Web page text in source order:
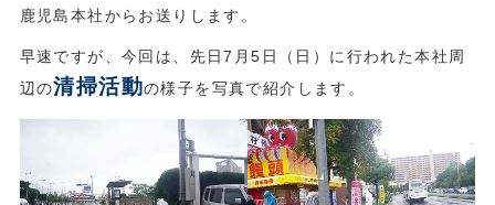
鹿児島本社からお送りします。
早速ですが、今回は、先日7月5日（日）に行われた本社周
辺の清掃活動の様子を写真で紹介します。